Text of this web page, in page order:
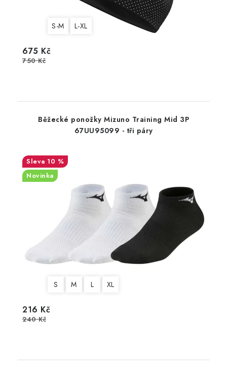
S-M L-XL
675 Kč
750 Kč
Běžecké ponožky Mizuno Training Mid 3P
67UU95099 - tři páry
10 %
Novinka
S M L XL
216 Kč
240 Kč